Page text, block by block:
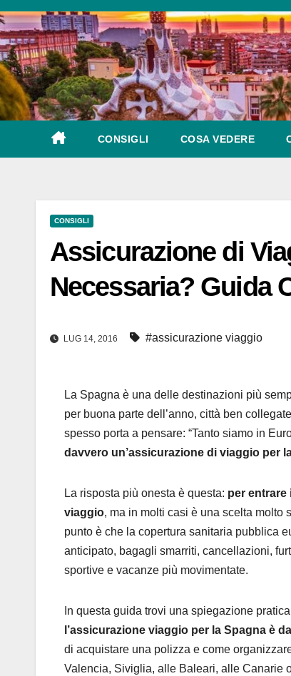
Salta
al
contenuto
CONSIGLI COSA VEDERE
CONSIGLI
Assicurazione di
Necessaria? Guida
LUG 14, 2016 #assicurazione viaggio
La Spagna è una delle destinazioni più
per buona parte dell’anno, città ben
spesso porta a pensare: “Tanto siamo in
davvero un’assicurazione di viaggio per
La risposta più onesta è questa: per entrare
viaggio, ma in molti casi è una scelta molto
punto è che la copertura sanitaria pubblica
anticipato, bagagli smarriti, cancellazioni,
sportive e vacanze più movimentate.
In questa guida trovi una spiegazione
l’assicurazione viaggio per la Spagna è
di acquistare una polizza e come
Valencia, Siviglia, alle Baleari, alle Canarie